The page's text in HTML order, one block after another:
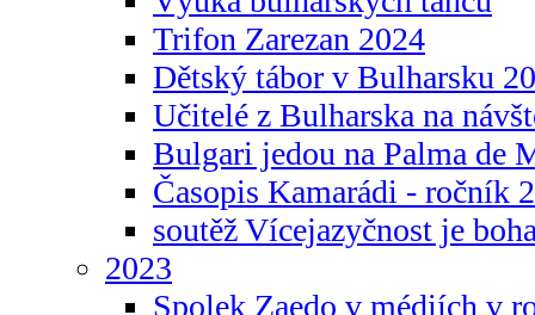
Trifon Zarezan 2024
Dětský tábor v Bulharsku
Učitelé z Bulharska na
Bulgari jedou na Palma de
Časopis Kamarádi - ročník
soutěž Vícejazyčnost je
2023
Spolek Zaedo v médiích v